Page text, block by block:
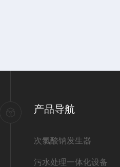
产品导航
次氯酸钠发生器
污水处理一体化设备